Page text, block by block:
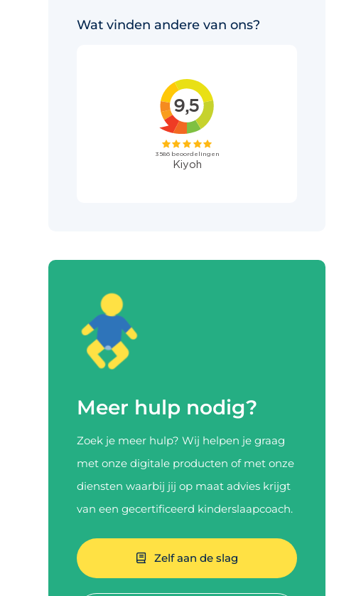
Wat vinden andere van ons?
Meer hulp nodig?
Zoek je meer hulp? Wij helpen je graag
met onze digitale producten of met onze
diensten waarbij jij op maat advies krijgt
van een gecertificeerd kinderslaapcoach.
Zelf aan de slag